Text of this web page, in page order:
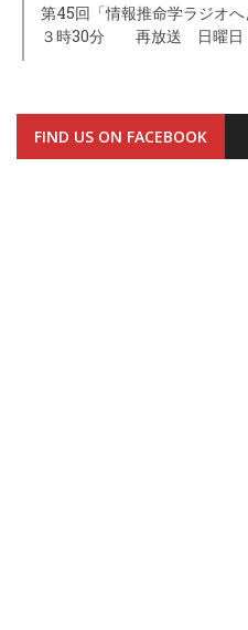
第45回「情報推命学ラジオ
３時30分 再放送 日曜日
FIND US ON FACEBOOK